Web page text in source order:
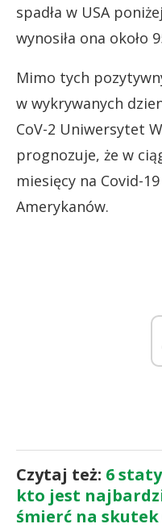
spadła w USA
wynosiła ona około
Mimo tych
w wykrywanych
CoV-2 Uniwersytet
prognozuje, że w
miesięcy na Covid-
Amerykanów.
Czytaj też: 6
kto jest
śmierć na skutek